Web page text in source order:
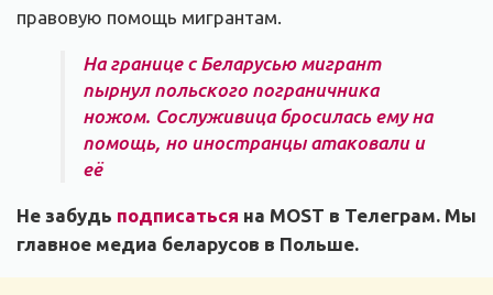
правовую помощь мигрантам.
На границе с Беларусью мигрант
пырнул польского пограничника
ножом. Сослуживица бросилась ему на
помощь, но иностранцы атаковали и
её
Не забудь подписаться на MOST в Телеграм. Мы
главное медиа беларусов в Польше.